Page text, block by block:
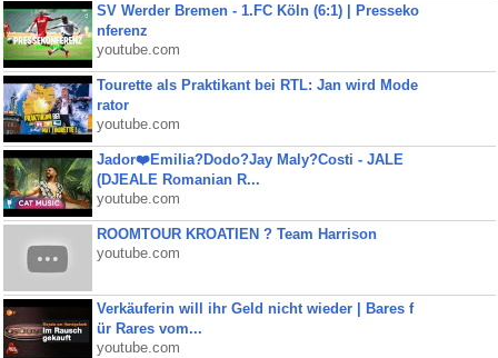
SV Werder Bremen - 1.FC Köln (6:1) | Presseko
nferenz
youtube.com
Tourette als Praktikant bei RTL: Jan wird Mode
rator
youtube.com
Jador❤️Emilia?Dodo?Jay Maly?Costi - JALE
(DJEALE Romanian R...
youtube.com
ROOMTOUR KROATIEN ? Team Harrison
youtube.com
Verkäuferin will ihr Geld nicht wieder | Bares f
ür Rares vom...
youtube.com